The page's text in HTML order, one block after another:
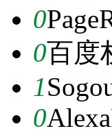
0
0百度
1
0